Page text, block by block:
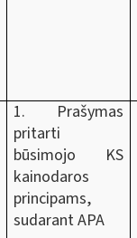
1. Prašymas
pritarti
būsimojo KS
kainodaros
principams,
sudarant APA